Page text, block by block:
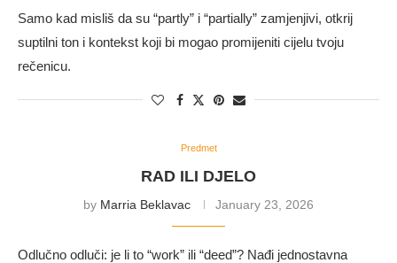
Samo kad misliš da su “partly” i “partially” zamjenjivi, otkrij
suptilni ton i kontekst koji bi mogao promijeniti cijelu tvoju
rečenicu.
Predmet
RAD ILI DJELO
by Marria Beklavac January 23, 2026
Odlučno odluči: je li to “work” ili “deed”? Nađi jednostavna